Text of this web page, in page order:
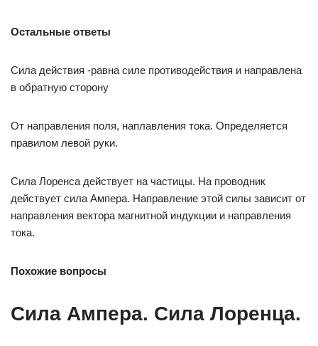
Остальные ответы
Сила действия -равна силе противодействия и направлена
в обратную сторону
От направления поля, наплавления тока. Определяется
правилом левой руки.
Сила Лоренса действует на частицы. На проводник
действует сила Ампера. Направление этой силы зависит от
направления вектора магнитной индукции и направления
тока.
Похожие вопросы
Сила Ампера. Сила Лоренца.